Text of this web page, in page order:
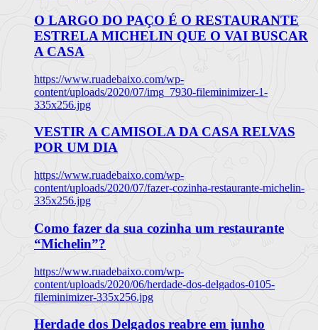
O LARGO DO PAÇO É O RESTAURANTE
ESTRELA MICHELIN QUE O VAI BUSCAR
A CASA
https://www.ruadebaixo.com/wp-
content/uploads/2020/07/img_7930-fileminimizer-1-
335x256.jpg
VESTIR A CAMISOLA DA CASA RELVAS
POR UM DIA
https://www.ruadebaixo.com/wp-
content/uploads/2020/07/fazer-cozinha-restaurante-michelin-
335x256.jpg
Como fazer da sua cozinha um restaurante
“Michelin”?
https://www.ruadebaixo.com/wp-
content/uploads/2020/06/herdade-dos-delgados-0105-
fileminimizer-335x256.jpg
Herdade dos Delgados reabre em junho